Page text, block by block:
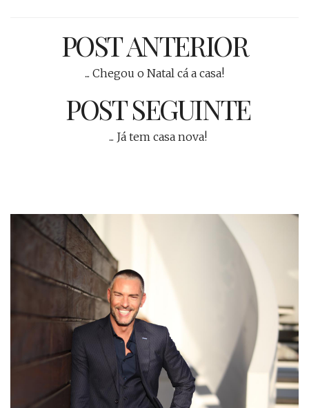
POST ANTERIOR
... Chegou o Natal cá a casa!
POST SEGUINTE
... Já tem casa nova!